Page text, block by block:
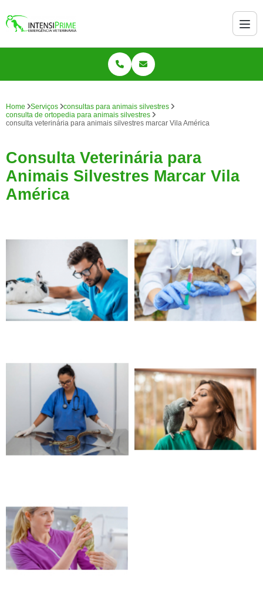
Home Serviços
consultas para animais silvestres
consulta de ortopedia para animais silvestres
consulta veterinária para animais silvestres marcar Vila América
Consulta Veterinária para
Animais Silvestres Marcar Vila
América